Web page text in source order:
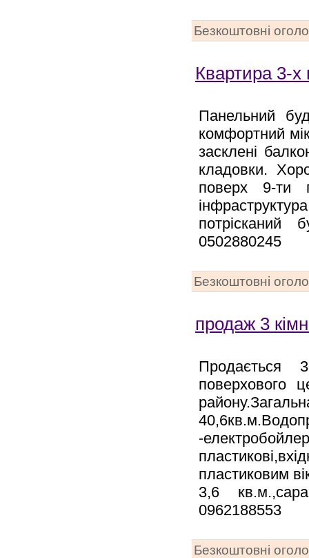
Безкоштовні
Квартира 3-х
Панельний
комфортний
засклені
кладовки.
поверх 9-ти
потрісканий
0502880245
Безкоштовні
продаж 3
Продається
поверхового
-
пластиковим
3,6
0962188553
Безкоштовні